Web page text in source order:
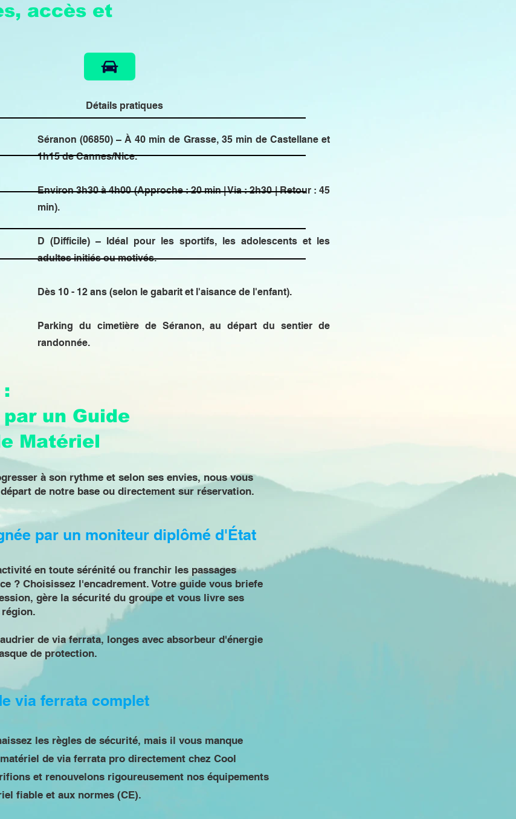
accès et
Détails pratiques
Séranon (06850) – À 40 min de Grasse, 35 min de Castellane et
1h15 de Cannes/Nice.
Environ 3h30 à 4h00 (Approche : 20 min | Via : 2h30 | Retour : 45
min).
D (Difficile) – Idéal pour les sportifs, les adolescents et les
adultes initiés ou motivés.
Dès 10 - 12 ans (selon le gabarit et l'aisance de l'enfant).
Parking du cimetière de Séranon, au départ du sentier de
randonnée.
:
un Guide
Matériel
à son rythme et selon ses envies, nous vous
de notre base ou directement sur réservation.
par un moniteur diplômé d'État
en toute sérénité ou franchir les passages
? Choisissez l'encadrement. Votre guide vous briefe
gère la sécurité du groupe et vous livre ses
de via ferrata, longes avec absorbeur d'énergie
de protection.
via ferrata complet
les règles de sécurité, mais il vous manque
de via ferrata pro directement chez Cool
et renouvelons rigoureusement nos équipements
fiable et aux normes (CE).